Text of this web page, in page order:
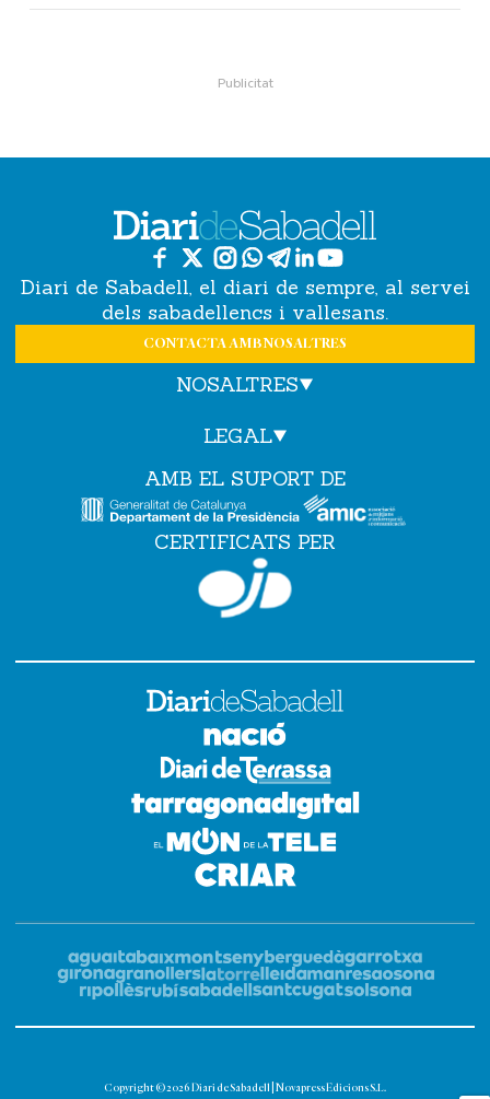
Diari de Sabadell, el diari de sempre, al servei
dels sabadellencs i vallesans.
CONTACTA AMB NOSALTRES
NOSALTRES
LEGAL
AMB EL SUPORT DE
CERTIFICATS PER
Copyright © 2026 Diari de Sabadell | Novapress Edicions S.L.